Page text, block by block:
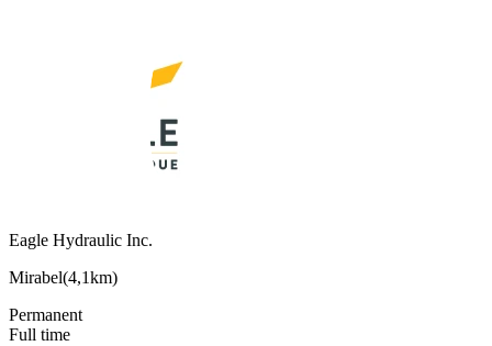
Eagle Hydraulic Inc.
Mirabel(4,1km)
Permanent
Full time